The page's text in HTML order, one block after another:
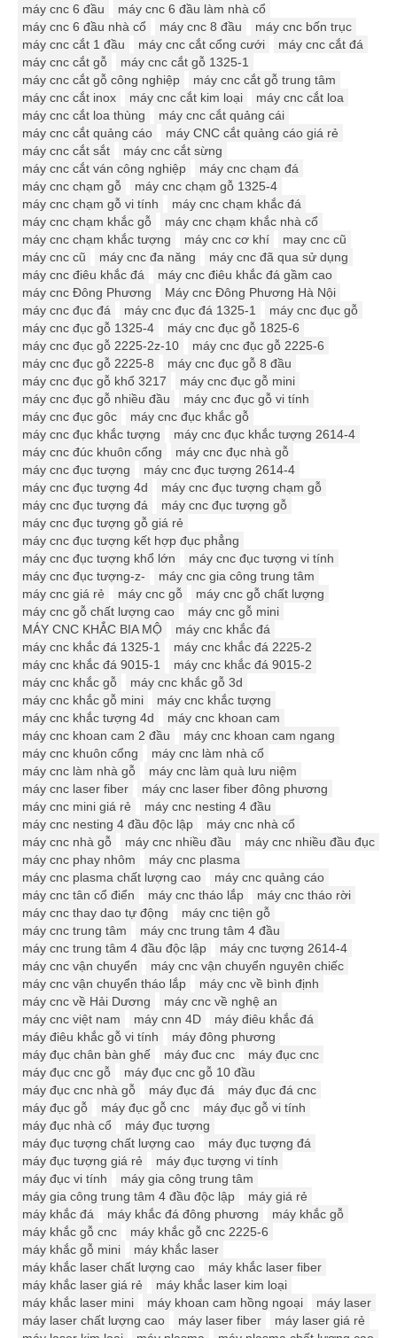
máy cnc 6 đầu
máy cnc 6 đầu làm nhà cổ
máy cnc 6 đầu nhà cổ
máy cnc 8 đầu
máy cnc bốn trục
máy cnc cắt 1 đầu
máy cnc cắt cổng cưới
máy cnc cắt đá
máy cnc cắt gỗ
máy cnc cắt gỗ 1325-1
máy cnc cắt gỗ công nghiệp
máy cnc cắt gỗ trung tâm
máy cnc cắt inox
máy cnc cắt kim loại
máy cnc cắt loa
máy cnc cắt loa thùng
máy cnc cắt quảng cái
máy cnc cắt quảng cáo
máy CNC cắt quảng cáo giá rẻ
máy cnc cắt sắt
máy cnc cắt sừng
máy cnc cắt ván công nghiệp
máy cnc chạm đá
máy cnc chạm gỗ
máy cnc chạm gỗ 1325-4
máy cnc chạm gỗ vi tính
máy cnc chạm khắc đá
máy cnc chạm khắc gỗ
máy cnc chạm khắc nhà cổ
máy cnc chạm khắc tượng
máy cnc cơ khí
may cnc cũ
máy cnc cũ
máy cnc đa năng
máy cnc đã qua sử dụng
máy cnc điêu khắc đá
máy cnc điêu khắc đá gầm cao
máy cnc Đông Phương
Máy cnc Đông Phương Hà Nội
máy cnc đục đá
máy cnc đục đá 1325-1
máy cnc đục gỗ
máy cnc đục gỗ 1325-4
máy cnc đục gỗ 1825-6
máy cnc đục gỗ 2225-2z-10
máy cnc đục gỗ 2225-6
máy cnc đục gỗ 2225-8
máy cnc đục gỗ 8 đầu
máy cnc đục gỗ khổ 3217
máy cnc đục gỗ mini
máy cnc đục gỗ nhiều đầu
máy cnc đục gỗ vi tính
máy cnc đục gôc
máy cnc đục khắc gỗ
máy cnc đục khắc tượng
máy cnc đục khắc tượng 2614-4
máy cnc đúc khuôn cổng
máy cnc đục nhà gỗ
máy cnc đục tượng
máy cnc đục tượng 2614-4
máy cnc đục tượng 4d
máy cnc đục tượng chạm gỗ
máy cnc đục tượng đá
máy cnc đục tượng gỗ
máy cnc đục tượng gỗ giá rẻ
máy cnc đục tượng kết hợp đục phẳng
máy cnc đục tượng khổ lớn
máy cnc đục tượng vi tính
máy cnc đục tượng-z-
máy cnc gia công trung tâm
máy cnc giá rẻ
máy cnc gỗ
máy cnc gỗ chất lượng
máy cnc gỗ chất lượng cao
máy cnc gỗ mini
MÁY CNC KHẮC BIA MỘ
máy cnc khắc đá
máy cnc khắc đá 1325-1
máy cnc khắc đá 2225-2
máy cnc khắc đá 9015-1
máy cnc khắc đá 9015-2
máy cnc khắc gỗ
máy cnc khắc gỗ 3d
máy cnc khắc gỗ mini
máy cnc khắc tượng
máy cnc khắc tượng 4d
máy cnc khoan cam
máy cnc khoan cam 2 đầu
máy cnc khoan cam ngang
máy cnc khuôn cổng
máy cnc làm nhà cổ
máy cnc làm nhà gỗ
máy cnc làm quà lưu niệm
máy cnc laser fiber
máy cnc laser fiber đông phương
máy cnc mini giá rẻ
máy cnc nesting 4 đầu
máy cnc nesting 4 đầu độc lập
máy cnc nhà cổ
máy cnc nhà gỗ
máy cnc nhiều đầu
máy cnc nhiều đầu đục
máy cnc phay nhôm
máy cnc plasma
máy cnc plasma chất lượng cao
máy cnc quảng cáo
máy cnc tân cổ điển
máy cnc tháo lắp
máy cnc tháo rời
máy cnc thay dao tự động
máy cnc tiện gỗ
máy cnc trung tâm
máy cnc trung tâm 4 đầu
máy cnc trung tâm 4 đầu độc lập
máy cnc tượng 2614-4
máy cnc vận chuyển
máy cnc vận chuyển nguyên chiếc
máy cnc vận chuyển tháo lắp
máy cnc về bình định
máy cnc về Hải Dương
máy cnc về nghệ an
máy cnc việt nam
máy cnn 4D
máy điêu khắc đá
máy điêu khắc gỗ vi tính
máy đông phương
máy đục chân bàn ghế
máy đuc cnc
máy đục cnc
máy đục cnc gỗ
máy đục cnc gỗ 10 đầu
máy đục cnc nhà gỗ
máy đục đá
máy đục đá cnc
máy đục gỗ
máy đục gỗ cnc
máy đục gỗ vi tính
máy đục nhà cổ
máy đục tượng
máy đục tượng chất lượng cao
máy đục tượng đá
máy đục tượng giá rẻ
máy đục tượng vi tính
máy đục vi tính
máy gia công trung tâm
máy gia công trung tâm 4 đầu độc lập
máy giá rẻ
máy khắc đá
máy khắc đá đông phương
máy khắc gỗ
máy khắc gỗ cnc
máy khắc gỗ cnc 2225-6
máy khắc gỗ mini
máy khắc laser
máy khắc laser chất lượng cao
máy khắc laser fiber
máy khắc laser giá rẻ
máy khắc laser kim loại
máy khắc laser mini
máy khoan cam hồng ngoại
máy laser
máy laser chất lượng cao
máy laser fiber
máy laser giá rẻ